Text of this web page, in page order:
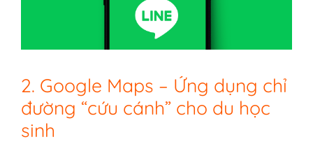
2. Google Maps – Ứng dụng chỉ
đường “cứu cánh” cho du học
sinh